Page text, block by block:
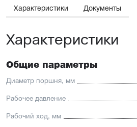
возможность изготовления с
Доступность: сбалансированное
поставки
Отличительные черты:
Корпус изготовлен из легкого и
покрытого элоксаловым
коррозии
Шток изготавливается
Характеристики Документы
Характеристики
Общие параметры
Диаметр поршня, мм
Рабочее давление
Рабочий ход, мм